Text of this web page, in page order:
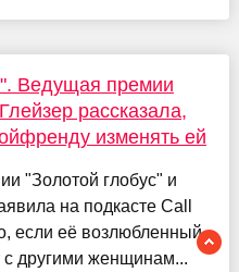
Ведущая премии
рассказала,
изменять ей
"Золотой глобус" и
на подкасте Call
если её возлюбленный,
с другими женщинам...